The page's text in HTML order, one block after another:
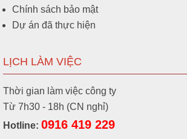
Chính sách bảo mật
Dự án đã thực hiện
LỊCH LÀM VIỆC
Thời gian làm việc công ty
Từ 7h30 - 18h (CN nghỉ)
Hotline: 0916 419 229